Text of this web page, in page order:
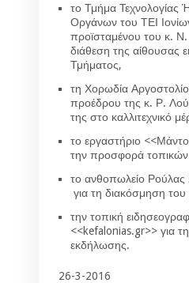
το Τμήμα Τεχνολογίας
Οργάνων του ΤΕΙ
προϊσταμένου του κ.
διάθεση της αίθουσας
Τμήματος,
τη Χορωδία
προέδρου της κ. Ρ.
της στο καλλιτεχνικό
το εργαστήριο
την προσφορά
το ανθοπωλείο Ρούλας
για τη διακόσμηση
την τοπική
<<kefalonias.gr>> για
εκδήλωσης.
26-3-2016 Η